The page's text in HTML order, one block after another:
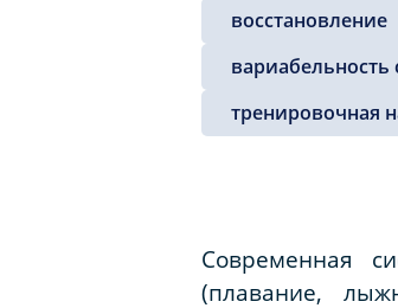
восстановление
вариабельность
тренировочная
Современная
(плавание,